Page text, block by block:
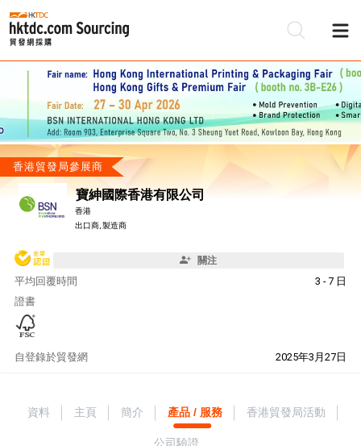
香港貿發局參展商
寶紳國際香港有限公司
香港
出口商, 製造商
關注
平均回覆時間
3 - 7 日
證書
自 2025年3月27日
登錄於貿發網
資料 主頁 簡介 產品 / 服務 香港貿發局活動
公司驗證